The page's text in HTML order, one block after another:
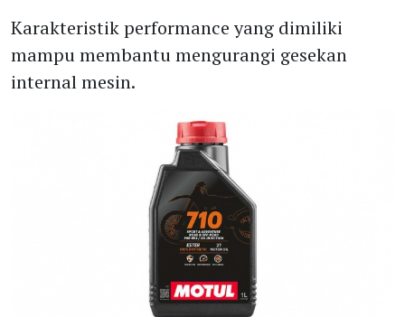
Karakteristik performance yang dimiliki
mampu membantu mengurangi gesekan
internal mesin.